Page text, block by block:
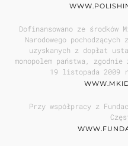
Dofinansowano ze
Narodowego
uzyskanych z dopłat
monopolem państwa,
19 listopada 2009
Przy współpracy z